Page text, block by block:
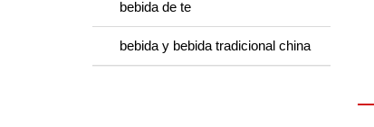
bebida de te
bebida y bebida tradicional china